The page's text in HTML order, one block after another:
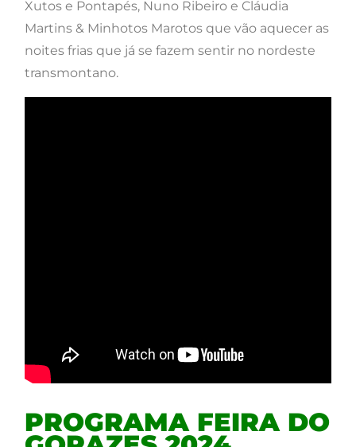
Xutos e Pontapés, Nuno Ribeiro e Cláudia
Martins & Minhotos Marotos que vão aquecer as
noites frias que já se fazem sentir no nordeste
transmontano.
PROGRAMA FEIRA DO